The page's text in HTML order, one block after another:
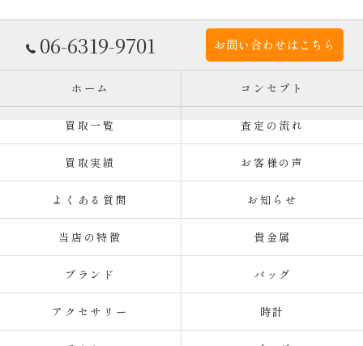
06-6319-9701 お問い合わせはこちら
ホーム コンセプト
買取一覧 査定の流れ
買取実績 お客様の声
よくある質問 お知らせ
当店の特徴 貴金属
ブランド バッグ
アクセサリー 時計